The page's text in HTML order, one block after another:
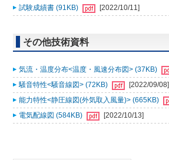
試験成績書 (91KB) [2022/10/11]
その他技術資料
気流・温度分布<温度・風速分布図> (37KB)
騒音特性<騒音線図> (72KB)
[2022/09/08]
能力特性<静圧線図(外気取入風量)> (665KB)
電気配線図 (584KB)
[2022/10/13]